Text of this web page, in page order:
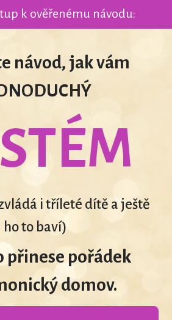
k ověřenému návodu:
návod, jak vám
i tříleté dítě a ještě
ho to baví)
přinese pořádek
domov.